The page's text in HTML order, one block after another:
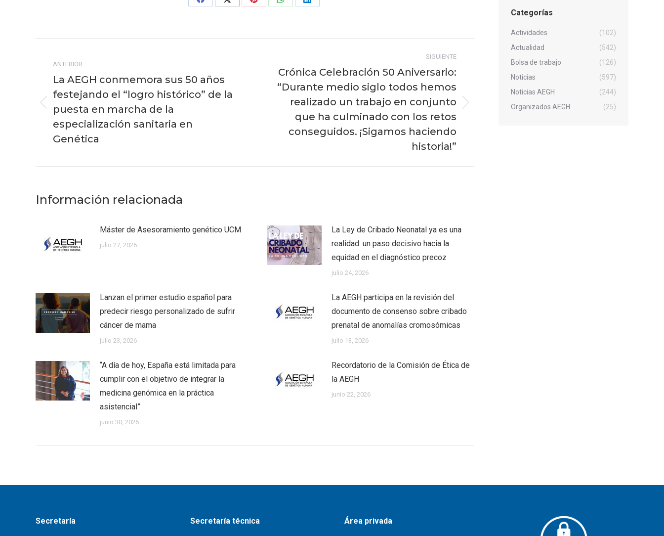
Share
Share
Share
Share
Share
entre
publicaciones
ANTERIOR
Publicación
anterior:
La AEGH conmemora sus 50 años
festejando el “logro histórico” de la
puesta en marcha de la
especialización sanitaria en
Genética
SIGUIENTE
Publicación
siguiente:
Crónica Celebración 50 Aniversario:
“Durante medio siglo todos hemos
realizado un trabajo en conjunto
que ha culminado con los retos
conseguidos. ¡Sigamos haciendo
historia!”
Información relacionada
Máster de Asesoramiento genético UCM
julio 27, 2026
La Ley de Cribado Neonatal ya es una
realidad: un paso decisivo hacia la
equidad en el diagnóstico precoz
julio 24, 2026
Lanzan el primer estudio español para
predecir riesgo personalizado de sufrir
cáncer de mama
julio 23, 2026
La AEGH participa en la revisión del
documento de consenso sobre cribado
prenatal de anomalías cromosómicas
julio 13, 2026
“A día de hoy, España está limitada para
cumplir con el objetivo de integrar la
medicina genómica en la práctica
asistencial”
junio 30, 2026
Recordatorio de la Comisión de Ética de
la AEGH
junio 22, 2026
Categorías
Actividades
(102)
Actualidad
(542)
Bolsa de trabajo
(126)
Noticias
(597)
Noticias AEGH
(244)
Organizados AEGH
(25)
Secretaría Secretaría técnica Área privada